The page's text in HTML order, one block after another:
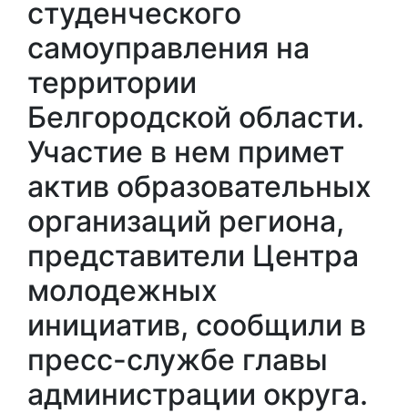
студенческого
самоуправления на
территории
Белгородской области.
Участие в нем примет
актив образовательных
организаций региона,
представители Центра
молодежных
инициатив, сообщили в
пресс-службе главы
администрации округа.